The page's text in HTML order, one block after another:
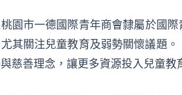
園市一德國際青年商會隸屬於國
其關注兒童教育及弱勢關懷議題
慈善理念，讓更多資源投入兒童教